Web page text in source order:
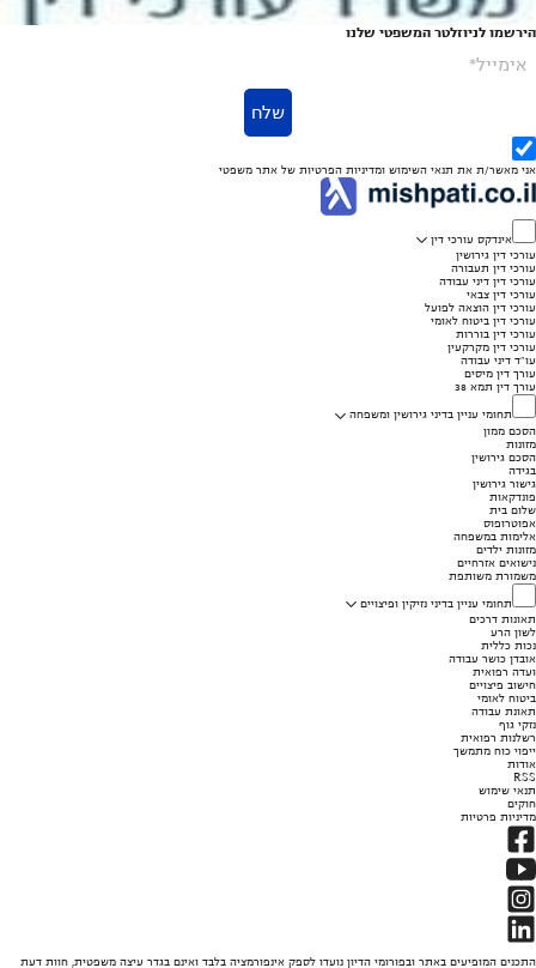
הירשמו לניוזלטר המשפטי שלנו
אימייל*
שלח
אני מאשר/ת את תנאי השימוש ומדיניות הפרטיות של אתר משפטי
אינדקס עורכי דין
עורכי דין גירושין
עורכי דין תעבורה
עורכי דין דיני עבודה
עורכי דין צבאי
עורכי דין הוצאה לפועל
עורכי דין ביטוח לאומי
עורכי דין בוררות
עורכי דין מקרקעין
עו"ד דיני עבודה
עורך דין מיסים
עורך דין תמא 38
תחומי עניין בדיני גירושין ומשפחה
הסכם ממון
מזונות
הסכם גירושין
בגידה
גישור גירושין
פונדקאות
שלום בית
אפוטרופוס
אלימות במשפחה
מזונות ילדים
נישואים אזרחיים
משמורת משותפת
תחומי עניין בדיני נזיקין ופיצויים
תאונות דרכים
לשון הרע
נכות כללית
אובדן כושר עבודה
ועדה רפואית
חישוב פיצויים
ביטוח לאומי
תאונת עבודה
נזקי גוף
רשלנות רפואית
ייפוי כוח מתמשך
אודות
RSS
תנאי שימוש
חוקים
מדיניות פרטיות
התכנים המופיעים באתר ובפורומי הדיון נועדו לספק אינפורמציה בלבד ואינם בגדר עיצה משפטית, חוות דעת